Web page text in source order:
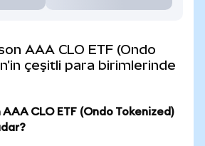
AAA CLO ETF (Ondo
çeşitli para birimlerinde
CLO ETF (Ondo Tokenized)